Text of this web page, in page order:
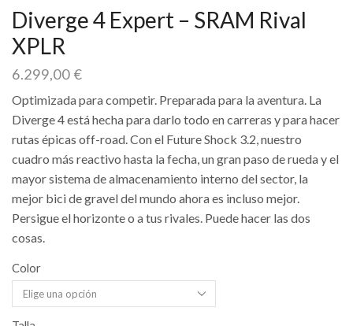
Diverge 4 Expert – SRAM Rival
XPLR
6.299,00€
Optimizada para competir. Preparada para la aventura. La
Diverge 4 está hecha para darlo todo en carreras y para hacer
rutas épicas off-road. Con el Future Shock 3.2, nuestro
cuadro más reactivo hasta la fecha, un gran paso de rueda y el
mayor sistema de almacenamiento interno del sector, la
mejor bici de gravel del mundo ahora es incluso mejor.
Persigue el horizonte o a tus rivales. Puede hacer las dos
cosas.
Color